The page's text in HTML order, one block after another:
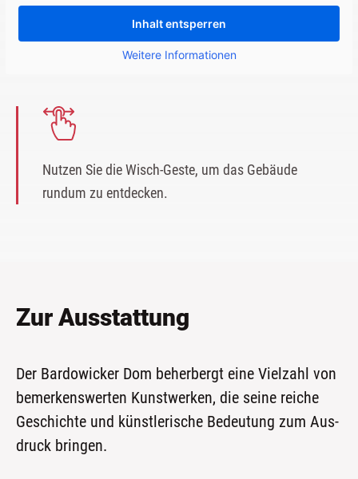
Inhalt ent­sper­ren
Wei­te­re Infor­ma­tio­nen
Nutzen Sie die Wisch-Geste, um das Gebäude
rundum zu entdecken.
Zur Ausstattung
Der Bar­do­wi­cker Dom beher­bergt eine Viel­zahl von
bemer­kens­wer­ten Kunst­wer­ken, die sei­ne rei­che
Geschich­te und künst­le­ri­sche Bedeu­tung zum Aus­
druck bringen.